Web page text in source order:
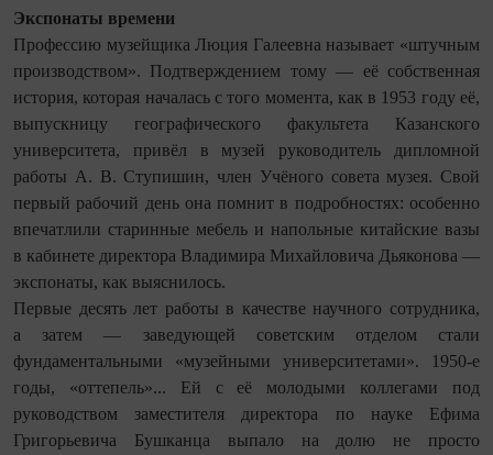
Экспонаты времени
Профессию музейщика Люция Галеевна называет «штучным
производством». Подтверждением тому — её собственная
история, которая началась с того момента, как в 1953 году её,
выпускницу географического факультета Казанского
университета, привёл в музей руководитель дипломной
работы А. В. Ступишин, член Учёного совета музея. Свой
первый рабочий день она помнит в подробностях: особенно
впечатлили старинные мебель и напольные китайские вазы
в кабинете директора Владимира Михайловича Дьяконова —
экспонаты, как выяснилось.
Первые десять лет работы в качестве научного сотрудника,
а затем — заведующей советским отделом стали
фундаментальными «музейными университетами». 1950-е
годы, «оттепель»... Ей с её молодыми коллегами под
руководством заместителя директора по науке Ефима
Григорьевича Бушканца выпало на долю не просто